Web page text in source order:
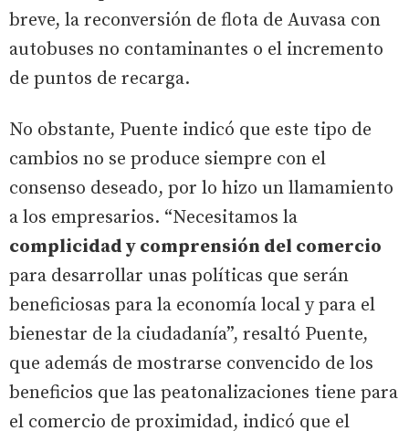
breve, la reconversión de flota de Auvasa con
autobuses no contaminantes o el incremento
de puntos de recarga.
No obstante, Puente indicó que este tipo de
cambios no se produce siempre con el
consenso deseado, por lo hizo un llamamiento
a los empresarios. “Necesitamos la
complicidad y comprensión del comercio
para desarrollar unas políticas que serán
beneficiosas para la economía local y para el
bienestar de la ciudadanía”, resaltó Puente,
que además de mostrarse convencido de los
beneficios que las peatonalizaciones tiene para
el comercio de proximidad, indicó que el